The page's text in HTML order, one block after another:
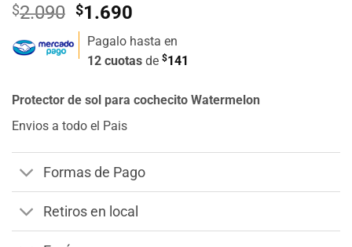
$2.090 El
precio
original
era:
$1.690
actual
es:
Pagalo hasta en
12 cuotas de $141
Protector de sol para cochecito Watermelon
Envios a todo el Pais
Formas de Pago
Retiros en local